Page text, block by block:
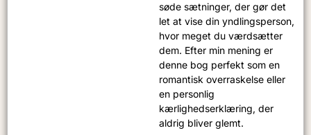
søde sætninger, der gør det
let at vise din yndlingsperson,
hvor meget du værdsætter
dem. Efter min mening er
denne bog perfekt som en
romantisk overraskelse eller
en personlig
kærlighedserklæring, der
aldrig bliver glemt.